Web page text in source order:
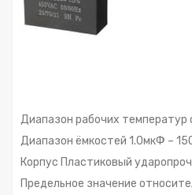
Диапазон рабочих температур
Диапазон ёмкостей 1.0мкФ –
Корпус Пластиковый
Предельное значение